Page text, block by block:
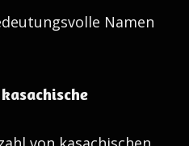
Namen